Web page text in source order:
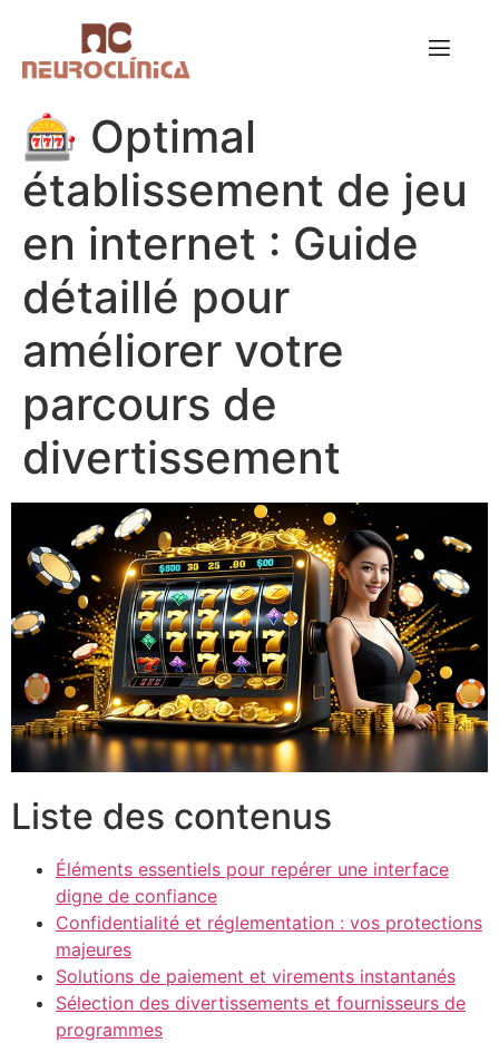
🎰 Optimal
établissement de jeu
en internet : Guide
détaillé pour
améliorer votre
parcours de
divertissement
Liste des contenus
Éléments essentiels pour repérer une interface
digne de confiance
Confidentialité et réglementation : vos protections
majeures
Solutions de paiement et virements instantanés
Sélection des divertissements et fournisseurs de
programmes